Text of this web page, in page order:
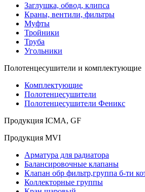
Заглушка, обвод, клипса
Краны, вентили, фильтры
Муфты
Тройники
Труба
Угольники
Полотенцесушители и комплектующие
Комплектующие
Полотенцесушители
Полотенцесушители Феникс
Продукция ICMA, GF
Продукция MVI
Арматура для радиатора
Балансировочные клапаны
Клапан обр фильтр,группа б-ти
Коллекторные группы